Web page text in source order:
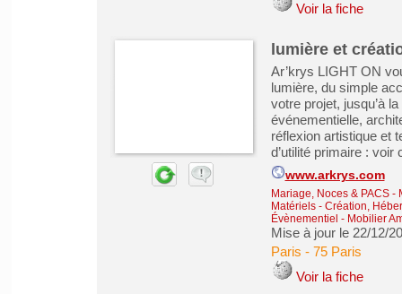
Voir la fiche
lumière et
Ar’krys LIGHT ON
lumière, du simple
votre projet, jusqu’à
événementielle,
réflexion artistique et
d’utilité primaire : voir
www.arkrys.com
Mariage, Noces & PACS-
Matériels- Création,
Évènementiel - Mobilier
Mise à jour le 22/12/
Paris - 75 Paris
Voir la fiche